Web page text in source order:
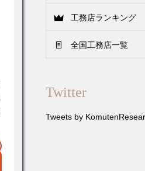
工務店ランキング
全国工務店一覧
Twitter
Tweets by